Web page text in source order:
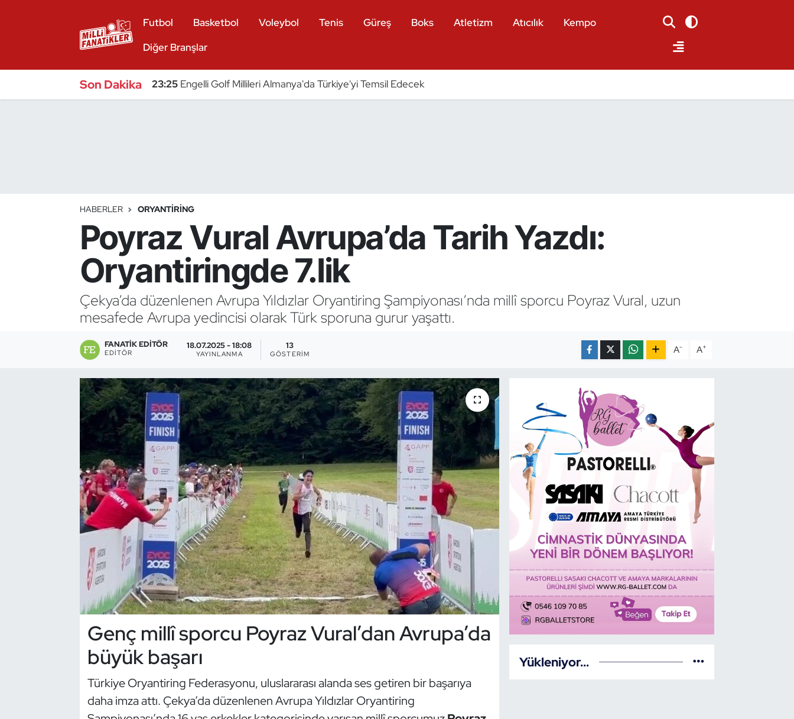
Futbol Basketbol Voleybol Tenis Güreş Boks Atletizm Atıcılık
Kempo
Diğer Branşlar
Son Dakika 23:25 Engelli Golf Millileri Almanya'da Türkiye'yi Temsil Edecek
HABERLER ORYANTIRING
Poyraz Vural Avrupa’da Tarih Yazdı:
Oryantiringde 7.lik
Çekya’da düzenlenen Avrupa Yıldızlar Oryantiring Şampiyonası’nda millî sporcu Poyraz Vural, uzun
mesafede Avrupa yedincisi olarak Türk sporuna gurur yaşattı.
FANATIK EDITÖR
EDITÖR
18.07.2025 - 18:08
YAYINLANMA
13
GÖSTERIM A- A+
Genç millî sporcu Poyraz Vural’dan Avrupa’da
büyük başarı
Türkiye Oryantiring Federasyonu, uluslararası alanda ses getiren bir başarıya
daha imza attı. Çekya’da düzenlenen Avrupa Yıldızlar Oryantiring
Yükleniyor...
Bocce Bowling Dart
Buz Hokeyi
Buz Pateni
Cimnastik
Dans Sporları
Dövüş Sanatı